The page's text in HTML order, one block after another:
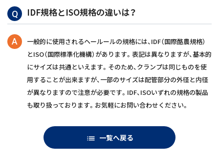
Q IDF規格とISO規格の違いは？
A
一般的に使用されるヘールールの規格には、IDF（国際酪農規格）
とISO（国際標準化機構）があります。表記は異なりますが、基本的
にサイズは共通といえます。そのため、クランプは同じものを使
用することが出来ますが、一部のサイズは配管部分の外径と内径
が異なりますので注意が必要です。IDF、ISOいずれの規格の製品
も取り扱っております。お気軽にお問い合わせください。
list 一覧へ戻る